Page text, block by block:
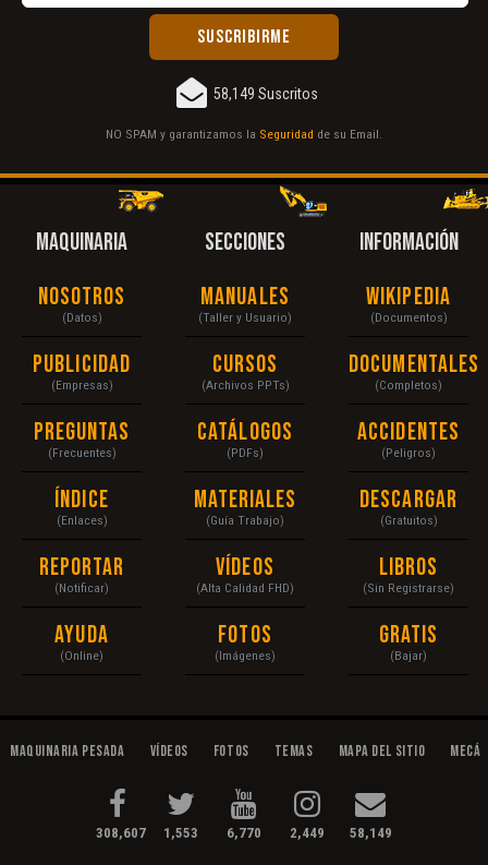
58,149 Suscritos
NO SPAM y garantizamos la Seguridad de su Email.
MAQUINARIA
Nosotros
(Datos)
Publicidad
(Empresas)
Preguntas
(Frecuentes)
Índice
(Enlaces)
Reportar
(Notificar)
Ayuda
(Online)
SECCIONES
Manuales
(Taller y Usuario)
Cursos
(Archivos PPTs)
Catálogos
(PDFs)
Materiales
(Guía Trabajo)
Vídeos
(Alta Calidad FHD)
Fotos
(Imágenes)
INFORMACIÓN
Wikipedia
(Documentos)
Documentales
(Completos)
Accidentes
(Peligros)
Descargar
(Gratuitos)
Libros
(Sin Registrarse)
Gratis
(Bajar)
Maquinaria Pesada Vídeos Fotos Temas Mapa del Sitio
308,607 1,553 6,770 2,449 58,149